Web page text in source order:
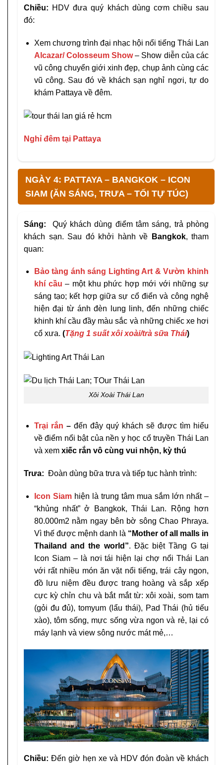
Chiều: HDV đưa quý khách dùng cơm chiều sau
đó:
Xem chương trình đại nhạc hội nổi tiếng Thái Lan
Alcazar/ Colosseum Show– Show diễn của các
vũ công chuyển giới xinh đẹp, chụp ảnh cùng các
vũ công. Sau đó về khách sạn nghỉ ngơi, tự do
khám Pattaya về đêm.
Nghỉ đêm tại Pattaya
NGÀY 4: PATTAYA – BANGKOK – ICON
SIAM (ĂN SÁNG, TRƯA – TỐI TỰ TÚC)
Sáng: Quý khách dùng điểm tâm sáng, trả phòng
khách sạn. Sau đó khởi hành về
Bangkok, tham
quan:
Bảo tàng ánh sáng Lighting Art & Vườn khinh
khí cầu – một khu phức hợp mới với những sự
sáng tạo; kết hợp giữa sự cổ điển và công nghệ
hiện đại từ ánh đèn lung linh, đến những chiếc
khinh khí cầu đầy màu sắc và những chiếc xe hơi
cổ xưa. (Tặng 1 suất xôi xoài/trà sữa Thái)
Xôi Xoài Thái Lan
Trại rắn – đến đây quý khách sẽ được tìm hiểu
về điểm nổi bật của nền y học cổ truyền Thái Lan
và xem xiếc rắn vô cùng vui nhộn, kỳ thú
Trưa: Đoàn dùng bữa trưa và tiếp tục hành trình:
Icon Siamhiện là trung tâm mua sắm lớn nhất –
“khủng nhất” ở Bangkok, Thái Lan. Rộng hơn
80.000m2 nằm ngay bên bờ sông Chao Phraya.
Vì thế được mệnh danh là “Mother of all malls in
Thailand and the world”. Đặc biệt Tầng G tại
Icon Siam – là nơi tái hiện lại chợ nổi Thái Lan
với rất nhiều món ăn vặt nổi tiếng, trái cây ngon,
đồ lưu niệm đều được trang hoàng và sắp xếp
cực kỳ chỉn chu và bắt mắt từ: xôi xoài, som tam
(gỏi đu đủ), tomyum (lẩu thái), Pad Thái (hủ tiếu
xào), tôm sống, mực sống vừa ngon và rẻ, lại có
máy lạnh và view sông nước mát mẻ,…
Chiều: Đến giờ hẹn xe và HDV đón đoàn về khách